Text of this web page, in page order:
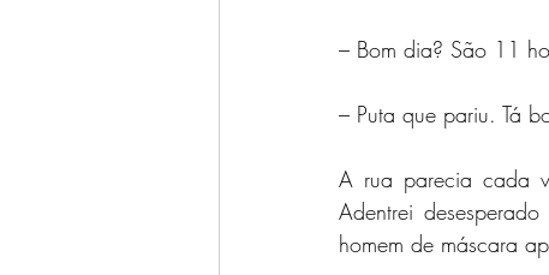
– Bom dia? São 11
– Puta que pariu. Tá
A rua parecia cada
Adentrei
homem de máscara